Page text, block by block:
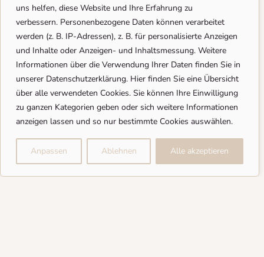
uns helfen, diese Website und Ihre Erfahrung zu
verbessern. Personenbezogene Daten können verarbeitet
werden (z. B. IP-Adressen), z. B. für personalisierte Anzeigen
und Inhalte oder Anzeigen- und Inhaltsmessung. Weitere
Informationen über die Verwendung Ihrer Daten finden Sie in
unserer Datenschutzerklärung. Hier finden Sie eine Übersicht
über alle verwendeten Cookies. Sie können Ihre Einwilligung
zu ganzen Kategorien geben oder sich weitere Informationen
anzeigen lassen und so nur bestimmte Cookies auswählen.
Anpassen Ablehnen Alle akzeptieren